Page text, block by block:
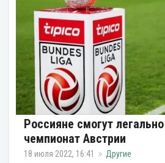
Россияне смогут
чемпионат Австрии
18 июля 2022, 16:41 Другие